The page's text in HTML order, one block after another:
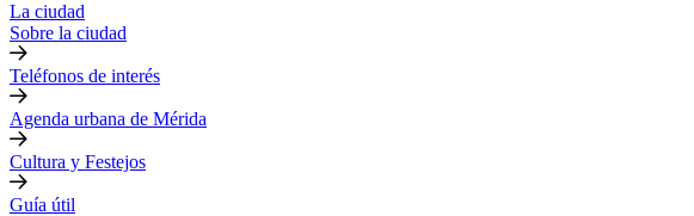
La ciudad
Sobre la ciudad
Teléfonos de interés
Agenda urbana de Mérida
Cultura y Festejos
Guía útil